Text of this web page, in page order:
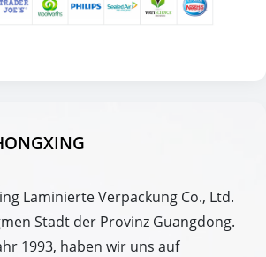
Laminierte Verpackung Co., Ltd.
Stadt der Provinz Guangdong.
1993, haben wir uns auf